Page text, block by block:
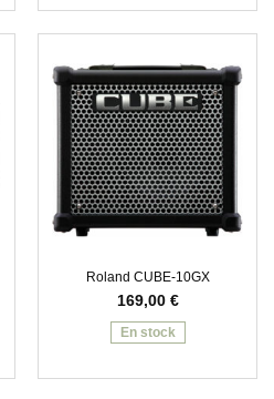
Roland CUBE-10GX
169,00 €
En stock